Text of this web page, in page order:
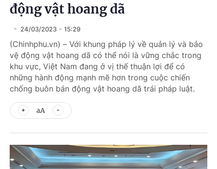
động vật hoang dã
24/03/2023 15:29
(Chinhphu.vn) – Với khung pháp lý về quản lý và bảo
vệ động vật hoang dã có thể nói là vững chắc trong
khu vực, Việt Nam đang ở vị thế thuận lợi để có
những hành động mạnh mẽ hơn trong cuộc chiến
chống buôn bán động vật hoang dã trái pháp luật.
aA